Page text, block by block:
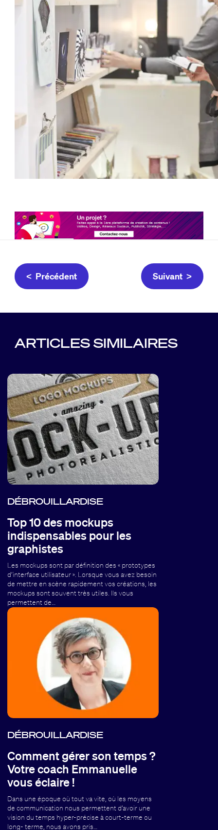
< Précédent Suivant >
ARTICLES SIMILAIRES
DÉBROUILLARDISE
Top 10 des mockups
indispensables pour les
graphistes
Les mockups sont par définition des « prototypes
d’interface utilisateur ». Lorsque vous avez besoin
de mettre en scène rapidement vos créations, les
mockups sont souvent très utiles. Ils vous
permettent de…
DÉBROUILLARDISE
Comment gérer son temps ?
Votre coach Emmanuelle
vous éclaire !
Dans une époque où tout va vite, où les moyens
de communication nous permettent d’avoir une
vision du temps hyper-précise à court-terme ou
long- terme, nous avons pris…